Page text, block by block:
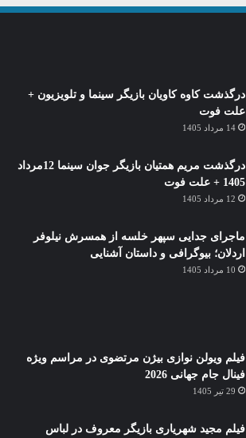
درگذشت کاوه کاویان بازیگر سینما و تلویزیون +
علت فوت
14 مرداد 1405
درگذشت مریم همتیان بازیگر جوان سینما 12مرداد
1405 + علت فوت
12 مرداد 1405
ماجرای جدایی سپهر خلسه از همسرش نیلوفر
اردلان؛ بیوگرافی و داستان آشنایی
10 مرداد 1405
فیلم ویولن نوازی بیژن مرتضوی در مراسم ویژه
فینال جام جهانی 2026
29 تیر 1405
فیلم مجید شهریاری بازیگر معروف در لباس